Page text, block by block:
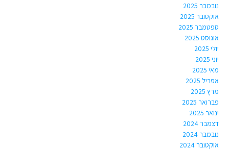
נובמבר 2025
אוקטובר 2025
ספטמבר 2025
אוגוסט 2025
יולי 2025
יוני 2025
מאי 2025
אפריל 2025
מרץ 2025
פברואר 2025
ינואר 2025
דצמבר 2024
נובמבר 2024
אוקטובר 2024